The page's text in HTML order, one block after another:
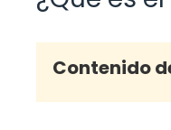
Contenido